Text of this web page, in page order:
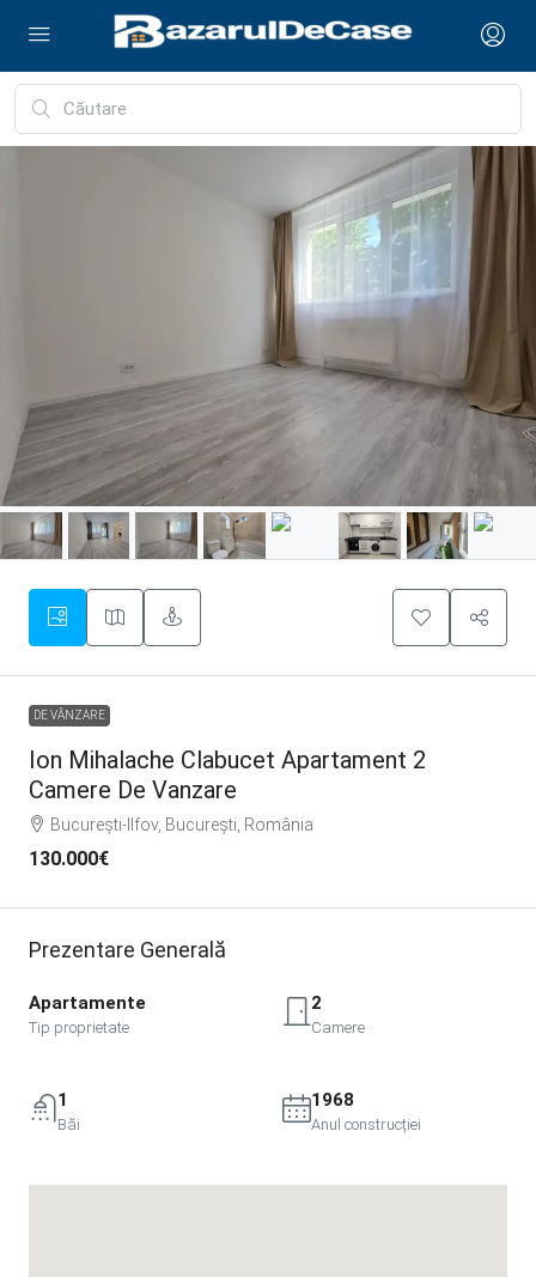
DE VÂNZARE
Ion Mihalache Clabucet Apartament 2
Camere De Vanzare
București-Ilfov, București, România
130.000€
Prezentare Generală
Apartamente
Tip proprietate
2
Camere
1
Băi
1968
Anul construcției